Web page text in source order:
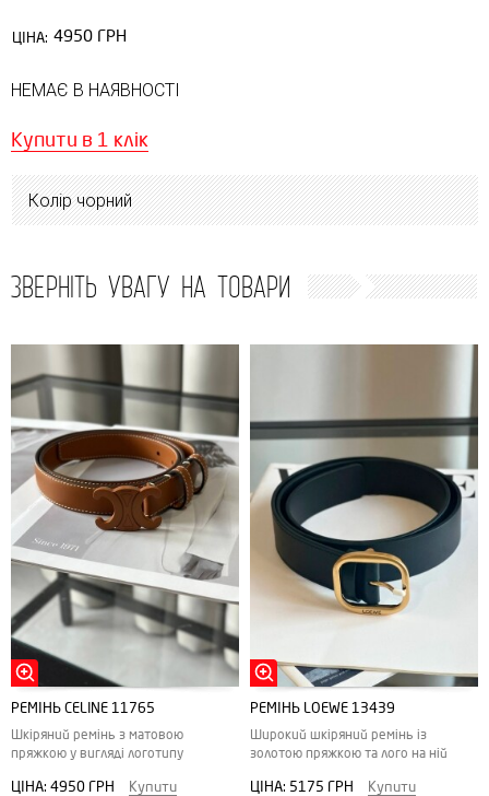
ЦІНА: 4950 ГРН
НЕМАЄ В НАЯВНОСТІ
Купити в 1 клік
Колір чорний
ЗВЕРНІТЬ УВАГУ НА ТОВАРИ
РЕМІНЬ CELINE 11765
Шкіряний ремінь з матовою
пряжкою у вигляді логотипу
ЦІНА: 4950 ГРН Купити
РЕМІНЬ LOEWE 13439
Широкий шкіряний ремінь із
золотою пряжкою та лого на ній
ЦІНА: 5175 ГРН Купити